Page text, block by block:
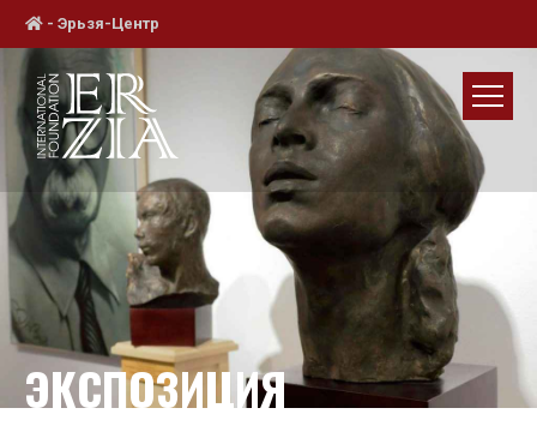
-Эрьзя-Центр
ЭКСПОЗИЦИЯ